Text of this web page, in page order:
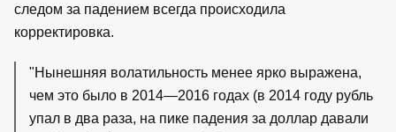
следом за падением всегда происходила
корректировка.
"Нынешняя волатильность менее ярко выражена,
чем это было в 2014—2016 годах (в 2014 году рубль
упал в два раза, на пике падения за доллар давали